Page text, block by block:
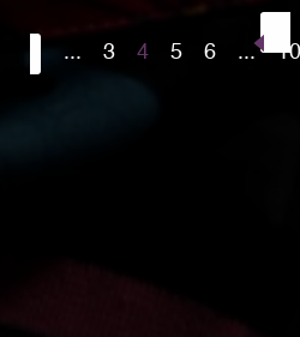
PMX「Light it up (feat. AK-69 &
ケDAMにて配信開始されま
... 3 4 5 6 ... 10